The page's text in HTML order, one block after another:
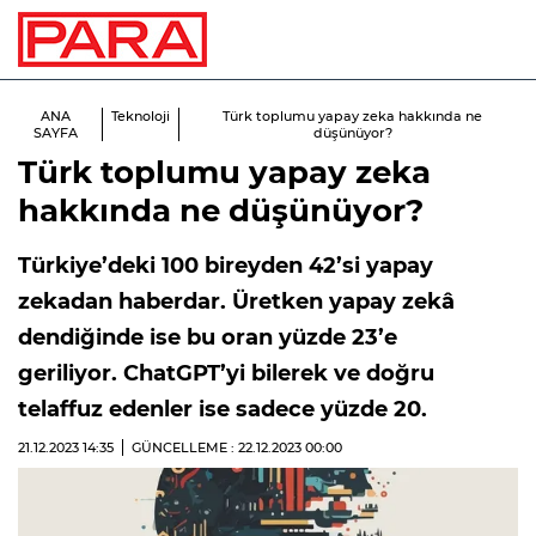
ANA
SAYFA
Teknoloji
Türk toplumu yapay zeka hakkında ne
düşünüyor?
Türk toplumu yapay zeka
hakkında ne düşünüyor?
Türkiye’deki 100 bireyden 42’si yapay
zekadan haberdar. Üretken yapay zekâ
dendiğinde ise bu oran yüzde 23’e
geriliyor. ChatGPT’yi bilerek ve doğru
telaffuz edenler ise sadece yüzde 20.
21.12.2023 14:35 GÜNCELLEME : 22.12.2023 00:00